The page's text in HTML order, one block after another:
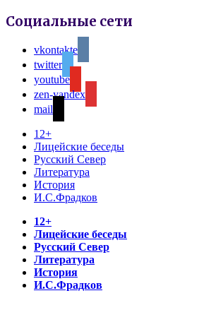
Социальные сети
vkontakte
twitter
youtube
zen-yandex
mail
12+
Лицейские беседы
Русский Север
Литература
История
И.С.Фрадков
12+
Лицейские беседы
Русский Север
Литература
История
И.С.Фрадков